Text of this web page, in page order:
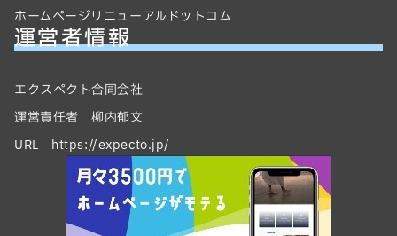
ホームページリニューアルドットコム
運営者情報
エクスペクト合同会社
運営責任者 柳内郁文
URL https://expecto.jp/